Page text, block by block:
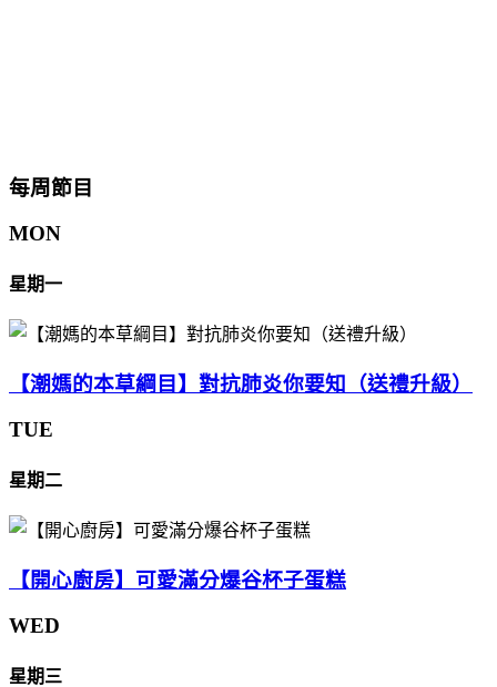
每周節目
MON
星期一
【潮媽的本草綱目】對抗肺炎你要知（送禮升級）
TUE
星期二
【開心廚房】可愛滿分爆谷杯子蛋糕
WED
星期三